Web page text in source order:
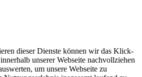
dieser Dienste können wir das Klick-
unserer Webseite nachvollziehen
um unsere Webseite zu